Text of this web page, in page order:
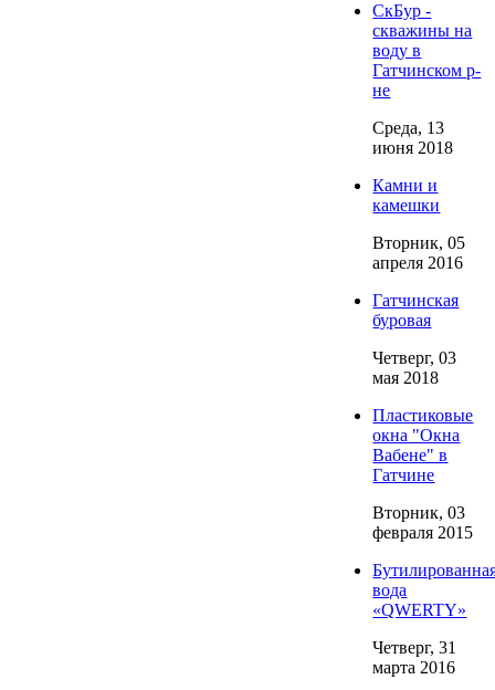
СкБур -
скважины на
воду в
Гатчинском р-
не
Среда, 13
июня 2018
Камни и
камешки
Вторник, 05
апреля 2016
Гатчинская
буровая
Четверг, 03
мая 2018
Пластиковые
окна "Окна
Вабене" в
Гатчине
Вторник, 03
февраля 2015
вода
«QWERTY»
Четверг, 31
марта 2016